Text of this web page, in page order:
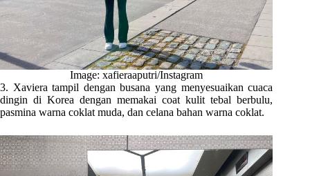
Image: xafieraaputri/Instagram
3. Xaviera tampil dengan busana yang menyesuaikan cuaca
dingin di Korea dengan memakai coat kulit tebal berbulu,
pasmina warna coklat muda, dan celana bahan warna coklat.